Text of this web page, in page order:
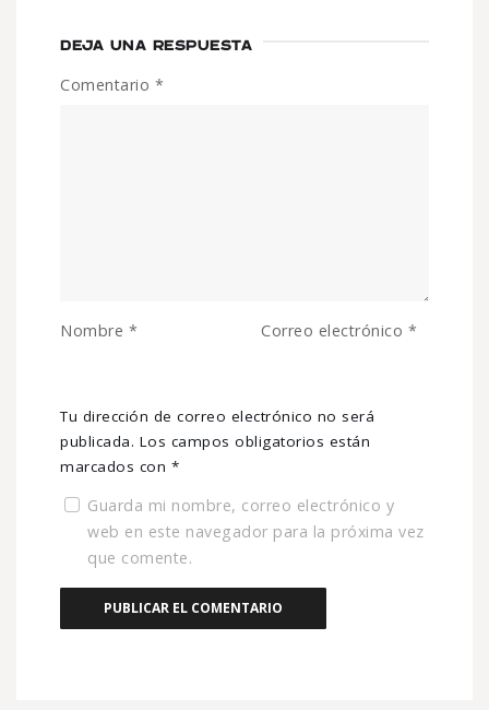
DEJA UNA RESPUESTA
Tu dirección de correo electrónico no será
publicada. Los campos obligatorios están
marcados con *
Comentario *
Nombre * Correo electrónico *
Guarda mi nombre, correo electrónico y
web en este navegador para la próxima vez
que comente.